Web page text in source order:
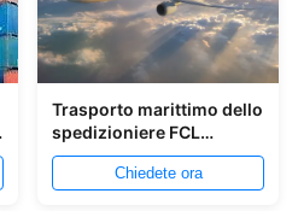
Trasporto marittimo dello
spedizioniere FCL
dell'oceano della CATENA
DELL'OROLOGIO dalla
Chiedete ora